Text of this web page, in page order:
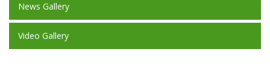
News Gallery
Video Gallery